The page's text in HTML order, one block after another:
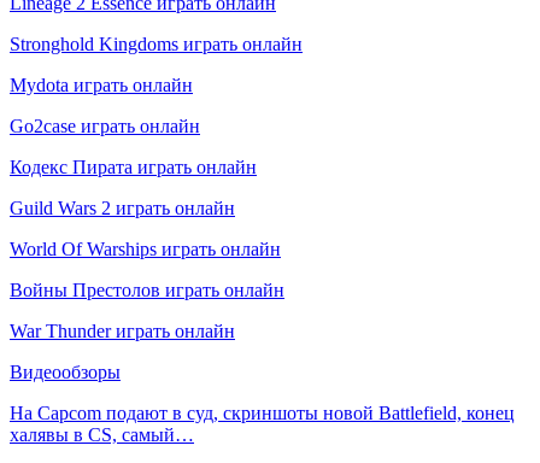
Stronghold Kingdoms играть онлайн
Mydota играть онлайн
Go2case играть онлайн
Кодекс Пирата играть онлайн
Guild Wars 2 играть онлайн
World Of Warships играть онлайн
Войны Престолов играть онлайн
War Thunder играть онлайн
Видеообзоры
На Capcom подают в суд, скриншоты новой Battlefield, конец
халявы в CS, самый…